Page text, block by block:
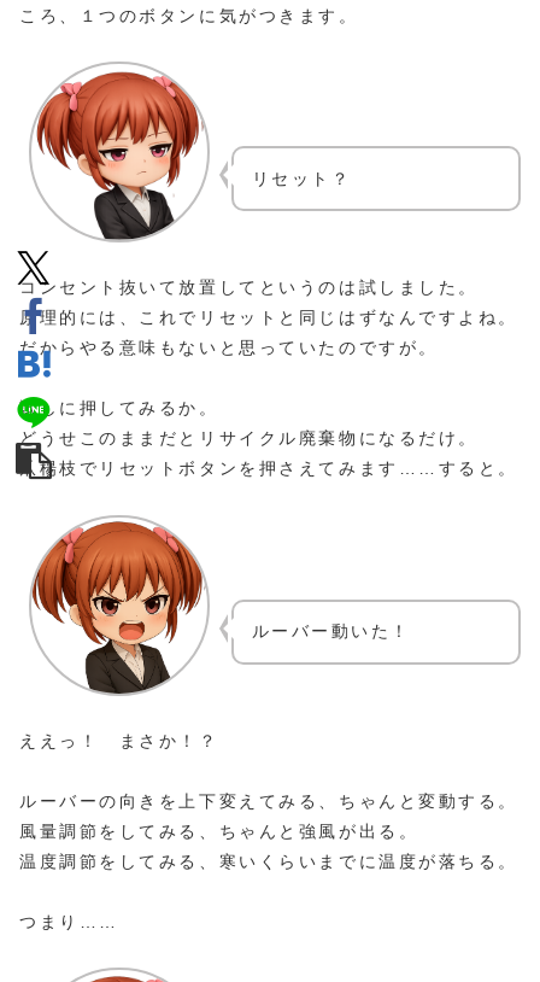
ころ、１つのボタンに気がつきます。
リセット？
コンセント抜いて放置してというのは試しました。
原理的には、これでリセットと同じはずなんですよね。
だからやる意味もないと思っていたのですが。
試しに押してみるか。
どうせこのままだとリサイクル廃棄物になるだけ。
爪楊枝でリセットボタンを押さえてみます……すると。
ルーバー動いた！
ええっ！ まさか！？
ルーバーの向きを上下変えてみる、ちゃんと変動する。
風量調節をしてみる、ちゃんと強風が出る。
温度調節をしてみる、寒いくらいまでに温度が落ちる。
つまり……